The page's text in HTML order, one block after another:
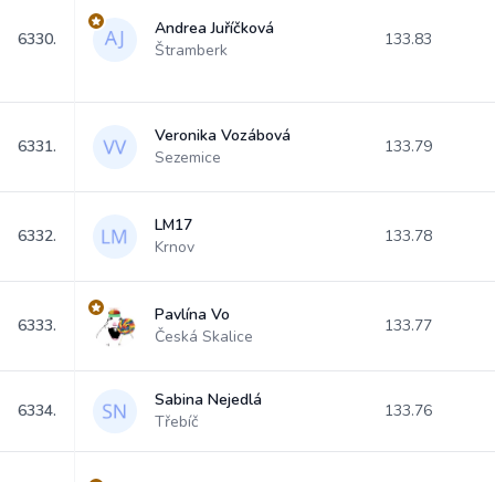
6330.
Andrea Juříčková
Štramberk
133.83
6331.
Veronika Vozábová
Sezemice
133.79
6332.
LM17
Krnov
133.78
6333.
Pavlína Vo
Česká Skalice
133.77
6334.
Sabina Nejedlá
Třebíč
133.76